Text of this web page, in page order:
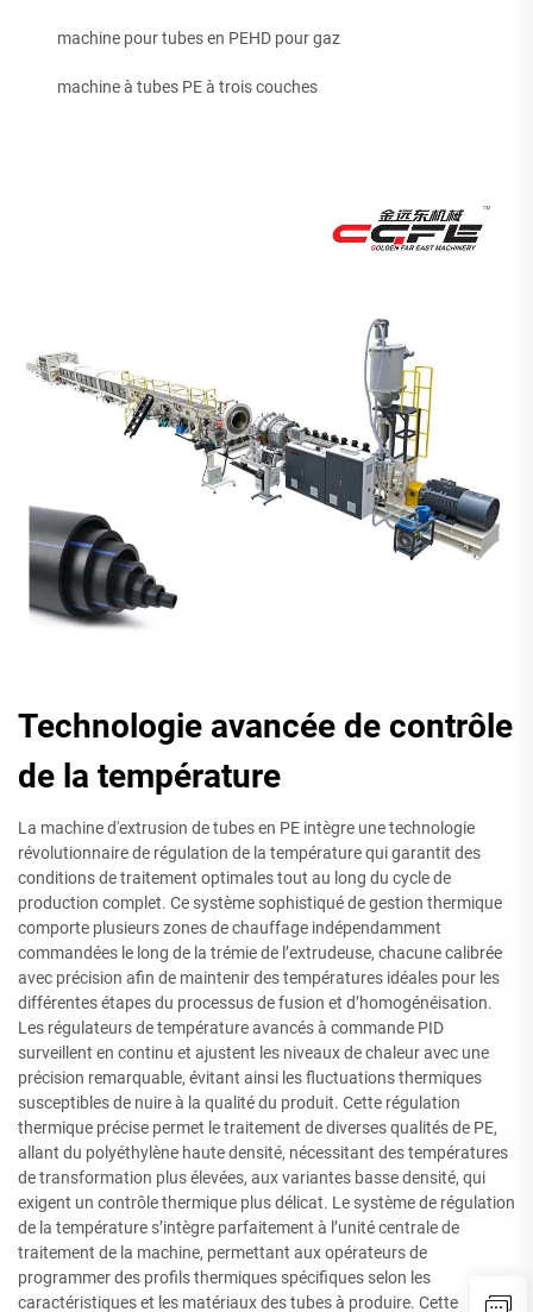
machine pour tubes en PEHD pour gaz
machine à tubes PE à trois couches
Technologie avancée de contrôle
de la température
La machine d'extrusion de tubes en PE intègre une technologie
révolutionnaire de régulation de la température qui garantit des
conditions de traitement optimales tout au long du cycle de
production complet. Ce système sophistiqué de gestion thermique
comporte plusieurs zones de chauffage indépendamment
commandées le long de la trémie de l’extrudeuse, chacune calibrée
avec précision afin de maintenir des températures idéales pour les
différentes étapes du processus de fusion et d’homogénéisation.
Les régulateurs de température avancés à commande PID
surveillent en continu et ajustent les niveaux de chaleur avec une
précision remarquable, évitant ainsi les fluctuations thermiques
susceptibles de nuire à la qualité du produit. Cette régulation
thermique précise permet le traitement de diverses qualités de PE,
allant du polyéthylène haute densité, nécessitant des températures
de transformation plus élevées, aux variantes basse densité, qui
exigent un contrôle thermique plus délicat. Le système de régulation
de la température s’intègre parfaitement à l’unité centrale de
traitement de la machine, permettant aux opérateurs de
programmer des profils thermiques spécifiques selon les
caractéristiques et les matériaux des tubes à produire. Cette